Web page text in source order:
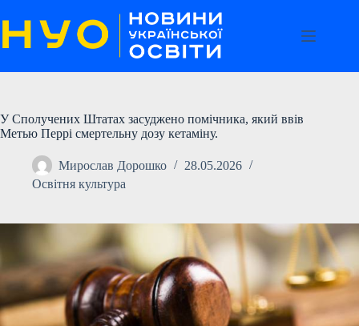
до
вмісту
У Сполучених Штатах засуджено помічника, який ввів
Метью Перрі смертельну дозу кетаміну.
Мирослав Дорошко
28.05.2026
Освітня культура